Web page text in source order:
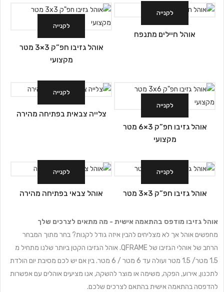
לקנייה
אוהל חיילים מתנפח
לקנייה
אוהל גזיבו חפ”ק 3×3 מטר
מקצועי
לקנייה
אוהל גזיבו חפ”ק 3×6 מטר
מקצועי
לקנייה
צלייה צבאית בפתיחה מהירה
לקנייה
אוהל גזיבו חפ”ק 3×3 מטר
לקנייה
אוהל צבאי בפתיחה מהירה
אוהל גזיבו מודפס בהתאמה אישית - מה מתאים לצרכים שלך
מחפשים אוהל אך לא מצליחים להבין איזה גודל לקנות? בחר מתוך המבחר
הרחב של אוהלי הגזיבו של QFRAME. אוהל הגזיבו הקטן ביותר שלנו מתחיל מ
1.5 מטר/ 1.5 מטר ועולה עד 6 מטר / 6 מטר. בין אם יש לכם מסיבת יום הולדת
לתכנון, אירוע, הפקה, משימה או מוצר להשקה, אנו מציעים אוהלים עם אפשרות
להדפסה בהתאמה אישית בהתאם לצרכים שלכם.